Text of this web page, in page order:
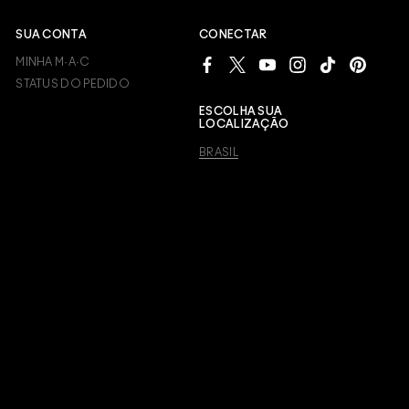
SUA CONTA
MINHA M·A·C
STATUS DO PEDIDO
CONECTAR
ESCOLHA SUA
LOCALIZAÇÃO
BRASIL